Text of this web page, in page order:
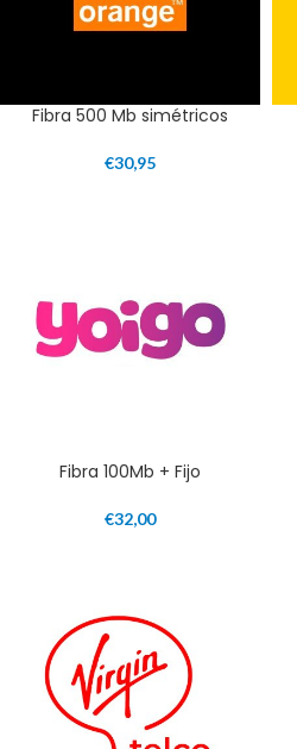
Fibra 500 Mb simétricos
€30,95
Fibra 100Mb + Fijo
€32,00